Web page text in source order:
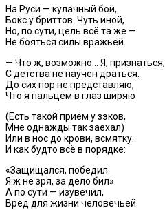
На Руси — кулачный бой,
Бокс у бриттов. Чуть иной,
Но, по сути, цель всё та же —
Не бояться силы вражьей.
— Что ж, возможно… Я, признаться,
С детства не научен драться.
До сих пор не представляю,
Что я пальцем в глаз ширяю
(Есть такой приём у зэков,
Мне однажды так заехал)
Или в нос до крови, всмятку.
И как будто всё в порядке:
«Защищался, победил.
Я ж не зря, за дело бил».
А по сути — изувечил,
Вред для жизни человечьей.